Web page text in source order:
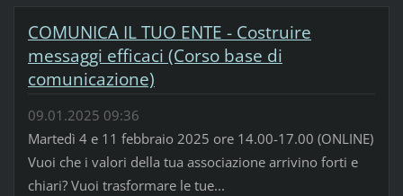
COMUNICA IL TUO ENTE - Costruire
messaggi efficaci (Corso base di
comunicazione)
09.01.2025 09:36
Martedì 4 e 11 febbraio 2025 ore 14.00-17.00 (ONLINE)
Vuoi che i valori della tua associazione arrivino forti e
chiari? Vuoi trasformare le tue...